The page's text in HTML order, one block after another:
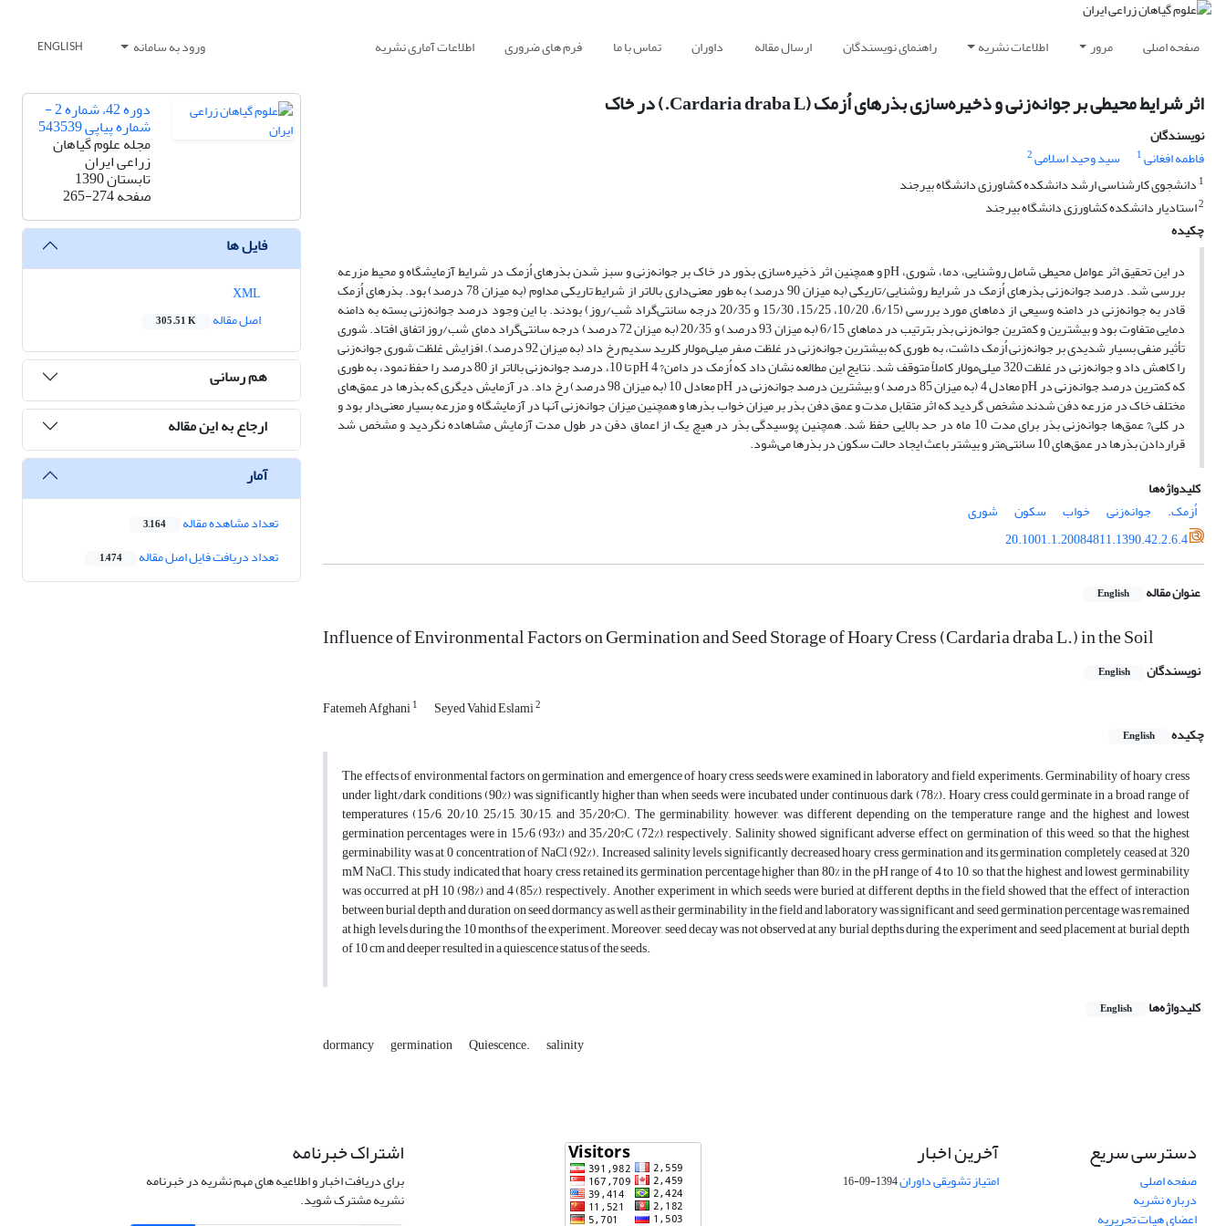
صفحه اصلی مرور اطلاعات نشریه راهنمای نویسندگان ارسال مقاله داوران تماس با ما فرم های ضروری اطلاعات آماری نشریه ورود به سامانه ENGLISH
اثر شرایط محیطی بر جوانه‌زنی و ذخیره‌سازی بذرهای اُزمک (Cardaria draba L.) در خاک
نویسندگان
فاطمه افغانی1 سید وحید اسلامی2
1 دانشجوی کارشناسی ارشد دانشکده کشاورزی دانشگاه بیرجند
2استادیار دانشکده کشاورزی دانشگاه بیرجند
چکیده
در این تحقیق اثر عوامل محیطی شامل روشنایی، دما، شوری، pH و همچنین اثر ذخیره‌سازی بذور در خاک بر جوانه‌زنی و سبز شدن بذرهای اُزمک در شرایط آزمایشگاه و محیط مزرعه
بررسی شد. درصد جوانه‌زنی بذرهای اُزمک در شرایط روشنایی/تاریکی (به میزان 90 درصد) به طور معنی‌داری بالاتر از شرایط تاریکی مداوم (به میزان 78 درصد) بود. بذرهای اُزمک
قادر به جوانه‌زنی در دامنه وسیعی از دماهای مورد بررسی (6/15، 10/20، 15/25، 15/30 و 20/35 درجه سانتی‌گراد شب/روز) بودند. با این وجود درصد جوانه‌زنی بسته به دامنه
دمایی متفاوت بود و بیشترین و کمترین جوانه‌زنی بذر بترتیب در دماهای 6/15 (به میزان 93 درصد) و 20/35 (به میزان 72 درصد) درجه سانتی‌گراد دمای شب/روز اتفاق افتاد. شوری
تأثیر منفی بسیار شدیدی بر جوانه‌زنی اُزمک داشت، به طوری که بیشترین جوانه‌زنی در غلظت صفر میلی‌مولار کلرید سدیم رخ داد (به میزان 92 درصد). افزایش غلظت شوری جوانه‌زنی
را کاهش داد و جوانه‌زنی در غلظت 320 میلی‌مولار کاملاً متوقف شد. نتایج این مطالعه نشان داد که اُزمک در دامن? pH 4 تا 10، درصد جوانه‌زنی بالاتر از 80 درصد را حفظ نمود، به طوری
که کمترین درصد جوانه‌زنی در pH معادل 4 (به میزان 85 درصد) و بیشترین درصد جوانه‌زنی در pH معادل 10 (به میزان 98 درصد) رخ داد. در آزمایش دیگری که بذرها در عمق‌های
مختلف خاک در مزرعه دفن شدند مشخص گردید که اثر متقابل مدت و عمق دفن بذر بر میزان خواب بذرها و همچنین میزان جوانه‌زنی آنها در آزمایشگاه و مزرعه بسیار معنی‌دار بود و
در کلی? عمق‌ها جوانه‌زنی بذر برای مدت 10 ماه در حد بالایی حفظ شد. همچنین پوسیدگی بذر در هیچ یک از اعماق دفن در طول مدت آزمایش مشاهاده نگردید و مشخص شد
قراردادن بذرها در عمق‌های 10 سانتی‌متر و بیشتر باعث ایجاد حالت سکون در بذرها می‌شود.
کلیدواژه‌ها
اُزمک.
جوانه‌زنی خواب سکون
شوری
20.1001.1.20084811.1390.42.2.6.4
عنوان مقاله English
Influence of Environmental Factors on Germination and Seed Storage of Hoary Cress (Cardaria draba L.) in the Soil
نویسندگان English
Fatemeh Afghani1 Seyed Vahid Eslami2
چکیده English
The effects of environmental factors on germination and emergence of hoary cress seeds were examined in laboratory and field experiments. Germinability of hoary cress
under light/dark conditions (90%) was significantly higher than when seeds were incubated under continuous dark (78%). Hoary cress could germinate in a broad range of
temperatures (15/6, 20/10, 25/15, 30/15, and 35/20?C). The germinability, however, was different depending on the temperature range and the highest and lowest
germination percentages were in 15/6 (93%) and 35/20?C (72%), respectively. Salinity showed significant adverse effect on germination of this weed, so that the highest
germinability was at 0 concentration of NaCl (92%). Increased salinity levels significantly decreased hoary cress germination and its germination completely ceased at 320
mM NaCl. This study indicated that hoary cress retained its germination percentage higher than 80% in the pH range of 4 to 10, so that the highest and lowest germinability
was occurred at pH 10 (98%) and 4 (85%), respectively. Another experiment in which seeds were buried at different depths in the field showed that the effect of interaction
between burial depth and duration on seed dormancy as well as their germinability in the field and laboratory was significant and seed germination percentage was remained
at high levels during the 10 months of the experiment. Moreover, seed decay was not observed at any burial depths during the experiment and seed placement at burial depth
of 10 cm and deeper resulted in a quiescence status of the seeds.
کلیدواژه‌ها English
dormancy germination Quiescence. salinity
دوره 42، شماره 2 -
شماره پیاپی 543539
مجله علوم گیاهان
زراعی ایران
تابستان 1390
صفحه265-274
فایل ها
اصل مقاله
305.51 K
هم رسانی
ارجاع به این مقاله
آمار
تعداد مشاهده مقاله 3,164
تعداد دریافت فایل اصل مقاله 1,474
دسترسی سریع
صفحه اصلی
درباره نشریه
اعضای هیات تحریریه
آخرین اخبار
امتیاز تشویقی داوران1394-09-16
اشتراک خبرنامه
برای دریافت اخبار و اطلاعیه های مهم نشریه در خبرنامه
نشریه مشترک شوید.